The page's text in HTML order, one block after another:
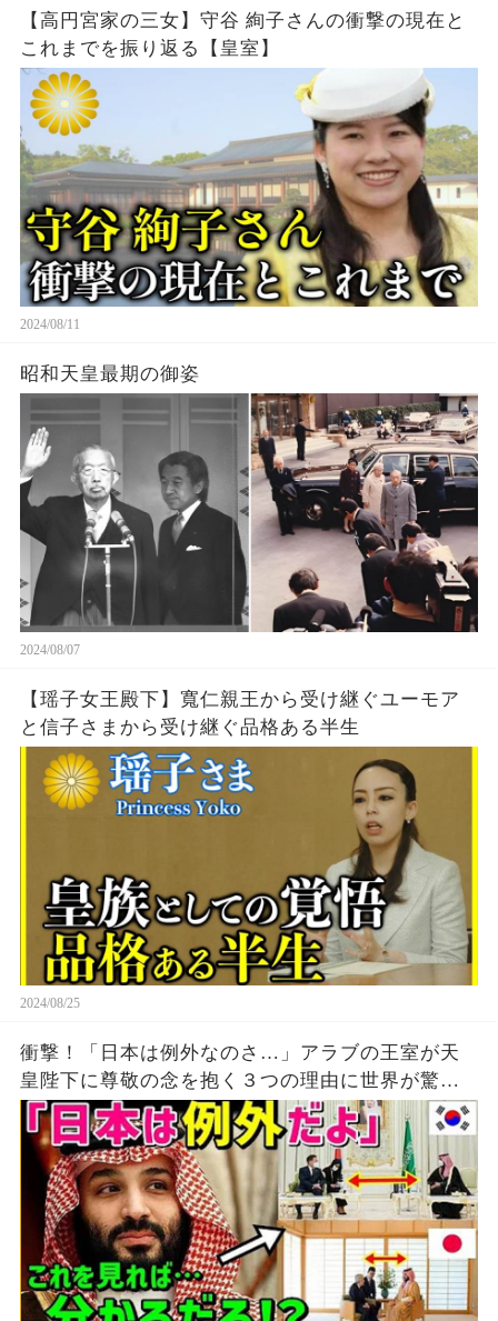
【高円宮家の三女】守谷 絢子さんの衝撃の現在と
これまでを振り返る【皇室】
2024/08/11
昭和天皇最期の御姿
2024/08/07
【瑶子女王殿下】寬仁親王から受け継ぐユーモア
と信子さまから受け継ぐ品格ある半生
2024/08/25
衝撃！「日本は例外なのさ…」アラブの王室が天
皇陛下に尊敬の念を抱く３つの理由に世界が驚
愕！